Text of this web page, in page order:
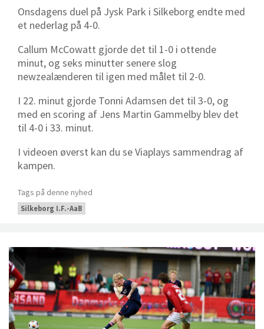
Onsdagens duel på Jysk Park i Silkeborg endte med
et nederlag på 4-0.
Callum McCowatt gjorde det til 1-0 i ottende
minut, og seks minutter senere slog
newzealænderen til igen med målet til 2-0.
I 22. minut gjorde Tonni Adamsen det til 3-0, og
med en scoring af Jens Martin Gammelby blev det
til 4-0 i 33. minut.
I videoen øverst kan du se Viaplays sammendrag af
kampen.
Tags på denne nyhed
Silkeborg I.F.-AaB